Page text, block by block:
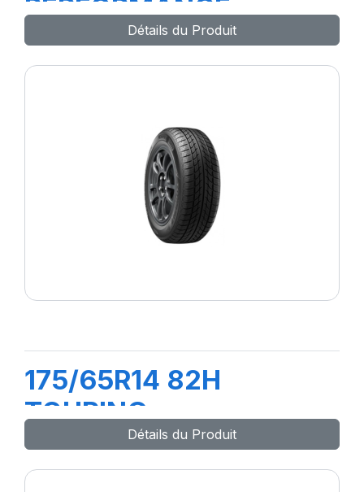
PERFORMANCE
Détails du Produit
175/65R14 82H
TOURING
Détails du Produit